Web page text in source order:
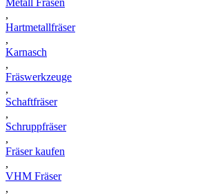
Metall Fräsen
,
Hartmetallfräser
,
Karnasch
,
Fräswerkzeuge
,
Schaftfräser
,
Schruppfräser
,
Fräser kaufen
,
VHM Fräser
,